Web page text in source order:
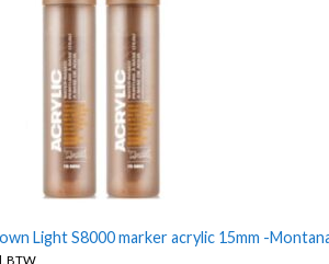
Light S8000 marker acrylic 15mm -
BTW